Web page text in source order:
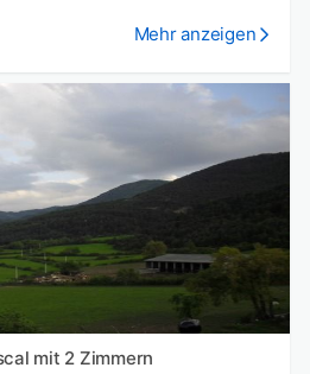
Mehr anzeigen
mit 2 Zimmern